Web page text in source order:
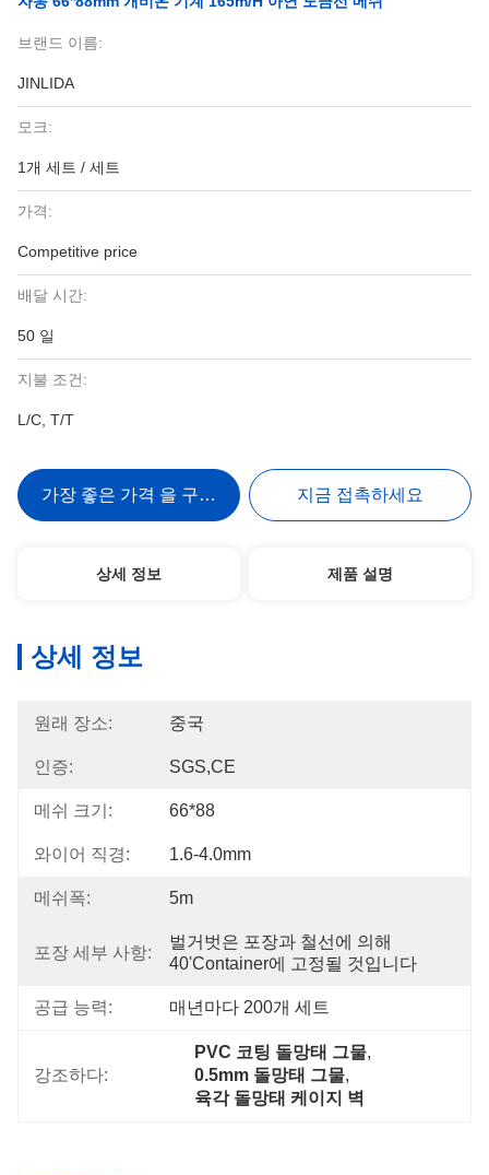
브랜드 이름:
JINLIDA
모크:
1개 세트 / 세트
가격:
Competitive price
배달 시간:
50 일
지불 조건:
L/C, T/T
가장 좋은 가격 을 구하라 지금 접촉하세요
상세 정보 제품 설명
상세 정보
원래 장소: 중국
인증: SGS,CE
메쉬 크기: 66*88
와이어 직경: 1.6-4.0mm
메쉬폭: 5m
포장 세부 사항:
벌거벗은 포장과 철선에 의해
40'container에 고정될 것입니다
공급 능력: 매년마다 200개 세트
강조하다:
PVC 코팅 돌망태 그물,
0.5mm 돌망태 그물,
육각 돌망태 케이지 벽